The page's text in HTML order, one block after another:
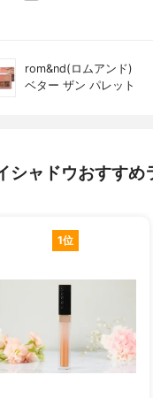
rom&nd(ロムアンド)
ベター ザン パレット
シャドウおすすめ
1位